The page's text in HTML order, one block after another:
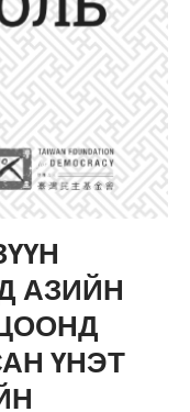
АЗИЙН
ҮНЭТ